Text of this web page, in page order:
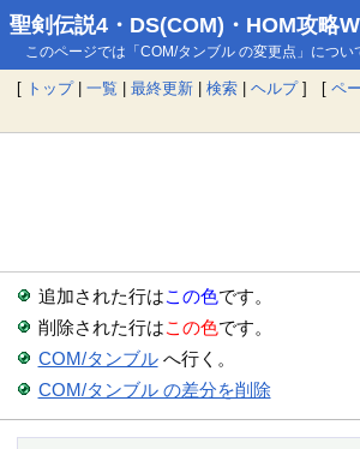
聖剣伝説4・DS(COM)・HOM攻略
このページでは「COM/タンブル の変更点」につい
[ トップ| 一覧 | 最終更新 | 検索 | ヘルプ] [ ペ
追加された行はこの色です。
削除された行はこの色です。
COM/タンブルへ行く。
COM/タンブル の差分を削除